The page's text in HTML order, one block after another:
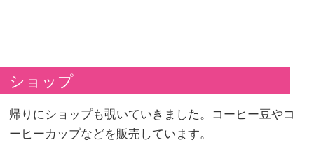
ショップ
帰りにショップも覗いていきました。コーヒー豆やコ
ーヒーカップなどを販売しています。